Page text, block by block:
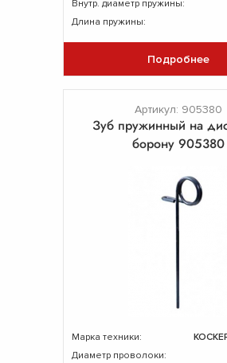
Внутр. диаметр пружины:
Длина пружины:
Подробнее
Артикул: 905380
Зуб пружинный на
борону 905380
Марка техники:
Диаметр проволоки: